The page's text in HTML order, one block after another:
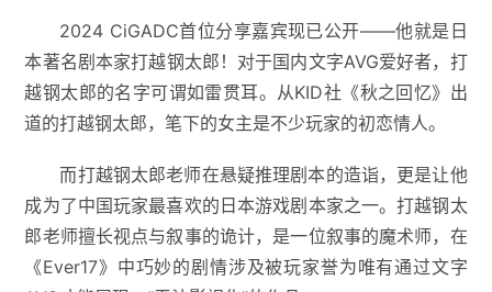
2024 CiGADC首位分享嘉宾现已公开——他就是日
本著名剧本家打越钢太郎！对于国内文字AVG爱好者，打
越钢太郎的名字可谓如雷贯耳。从KID社《秋之回忆》出
道的打越钢太郎，笔下的女主是不少玩家的初恋情人。
而打越钢太郎老师在悬疑推理剧本的造诣，更是让他
成为了中国玩家最喜欢的日本游戏剧本家之一。打越钢太
郎老师擅长视点与叙事的诡计，是一位叙事的魔术师，在
《Ever17》中巧妙的剧情涉及被玩家誉为唯有通过文字